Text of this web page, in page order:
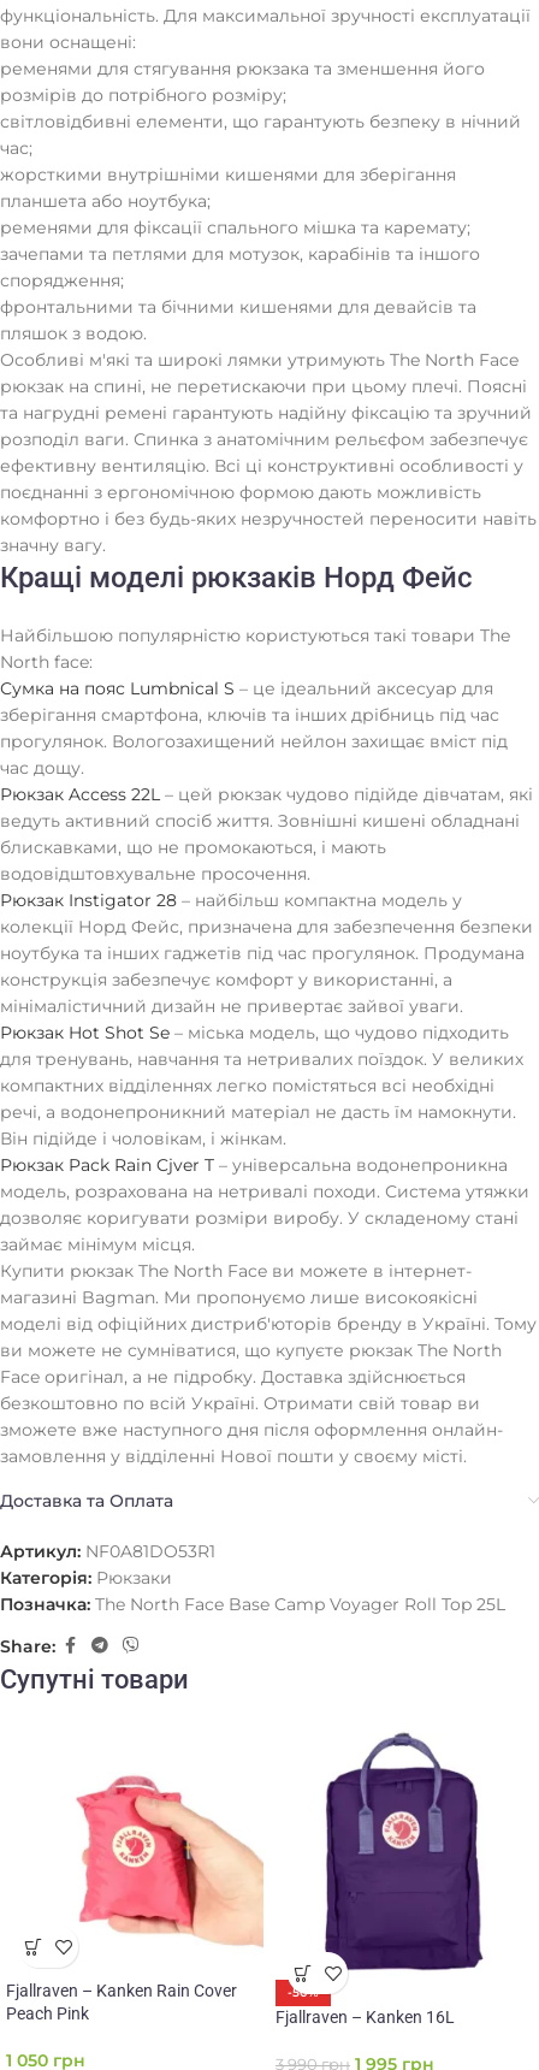
функціональність. Для максимальної зручності експлуатації
вони оснащені:
ременями для стягування рюкзака та зменшення його
розмірів до потрібного розміру;
світловідбивні елементи, що гарантують безпеку в нічний
час;
жорсткими внутрішніми кишенями для зберігання
планшета або ноутбука;
ременями для фіксації спального мішка та каремату;
зачепами та петлями для мотузок, карабінів та іншого
спорядження;
фронтальними та бічними кишенями для девайсів та
пляшок з водою.
Особливі м'які та широкі лямки утримують The North Face
рюкзак на спині, не перетискаючи при цьому плечі. Поясні
та нагрудні ремені гарантують надійну фіксацію та зручний
розподіл ваги. Спинка з анатомічним рельєфом забезпечує
ефективну вентиляцію. Всі ці конструктивні особливості у
поєднанні з ергономічною формою дають можливість
комфортно і без будь-яких незручностей переносити навіть
значну вагу.
Кращі моделі рюкзаків Норд Фейс
Найбільшою популярністю користуються такі товари The
North face:
Сумка на пояс Lumbnical S – це ідеальний аксесуар для
зберігання смартфона, ключів та інших дрібниць під час
прогулянок. Вологозахищений нейлон захищає вміст під
час дощу.
Рюкзак Access 22L – цей рюкзак чудово підійде дівчатам, які
ведуть активний спосіб життя. Зовнішні кишені обладнані
блискавками, що не промокаються, і мають
водовідштовхувальне просочення.
Рюкзак Instigator 28 – найбільш компактна модель у
колекції Норд Фейс, призначена для забезпечення безпеки
ноутбука та інших гаджетів під час прогулянок. Продумана
конструкція забезпечує комфорт у використанні, а
мінімалістичний дизайн не привертає зайвої уваги.
Рюкзак Hot Shot Se – міська модель, що чудово підходить
для тренувань, навчання та нетривалих поїздок. У великих
компактних відділеннях легко помістяться всі необхідні
речі, а водонепроникний матеріал не дасть їм намокнути.
Він підійде і чоловікам, і жінкам.
Рюкзак Pack Rain Cjver T – універсальна водонепроникна
модель, розрахована на нетривалі походи. Система утяжки
дозволяє коригувати розміри виробу. У складеному стані
займає мінімум місця.
Купити рюкзак The North Face ви можете в інтернет-
магазині Bagman. Ми пропонуємо лише високоякісні
моделі від офіційних дистриб'юторів бренду в Україні. Тому
ви можете не сумніватися, що купуєте рюкзак The North
Face оригінал, а не підробку. Доставка здійснюється
безкоштовно по всій Україні. Отримати свій товар ви
зможете вже наступного дня після оформлення онлайн-
замовлення у відділенні Нової пошти у своєму місті.
Доставка та Оплата
Артикул: NF0A81DO53R1
Категорія: Рюкзаки
Позначка: The North Face Base Camp Voyager Roll Top 25L
Share:
Супутні товари
Fjallraven – Kanken Rain Cover
Peach Pink
1 050 грн
-50%
Fjallraven – Kanken 16L
3 990грн 1 995 грн